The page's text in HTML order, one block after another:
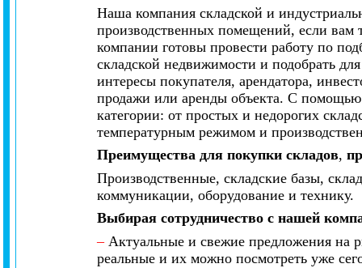
Наша компания складской и
производственных помещений, если вам
компании готовы провести работу по
складской недвижимости и подобрать
интересы покупателя, арендатора,
продажи или аренды объекта. С
категории: от простых и недорогих
температурным режимом и
Преимущества для покупки складов,
Производственные, складские базы,
коммуникации, оборудование и технику.
Выбирая сотрудничество с нашей
–Актуальные и свежие предложения на
реальные и их можно посмотреть уже